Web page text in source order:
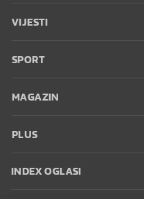
VIJESTI
SPORT
MAGAZIN
PLUS
INDEX OGLASI